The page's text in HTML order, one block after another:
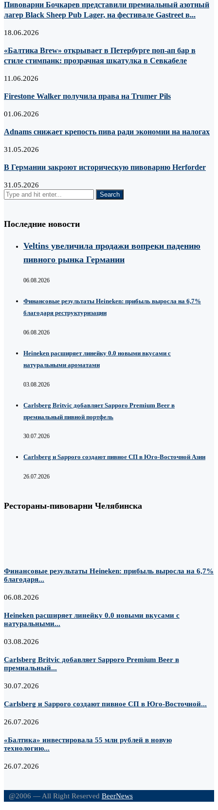
Пивоварни Бочкарев представили премиальный азотный
лагер Black Sheep Pub Lager, на фестивале Gastreet в...
18.06.2026
«Балтика Brew» открывает в Петербурге поп-ап бар в
стиле стимпанк: прозрачная шкатулка в Севкабеле
11.06.2026
Firestone Walker получила права на Trumer Pils
01.06.2026
Adnams снижает крепость пива ради экономии на налогах
31.05.2026
В Германии закроют историческую пивоварню Herforder
31.05.2026
Последние новости
Veltins увеличила продажи вопреки падению
пивного рынка Германии
06.08.2026
Финансовые результаты Heineken: прибыль выросла на 6,7%
благодаря реструктуризации
06.08.2026
Heineken расширяет линейку 0.0 новыми вкусами с
натуральными ароматами
03.08.2026
Carlsberg Britvic добавляет Sapporo Premium Beer в
премиальный пивной портфель
30.07.2026
Carlsberg и Sapporo создают пивное СП в Юго-Восточной Азии
26.07.2026
Рестораны-пивоварни Челябинска
Финансовые результаты Heineken: прибыль выросла на 6,7%
благодаря...
06.08.2026
Heineken расширяет линейку 0.0 новыми вкусами с
натуральными...
03.08.2026
Carlsberg Britvic добавляет Sapporo Premium Beer в
премиальный...
30.07.2026
Carlsberg и Sapporo создают пивное СП в Юго-Восточной...
26.07.2026
«Балтика» инвестировала 55 млн рублей в новую
технологию...
26.07.2026
@2006 — All Right Reserved BeerNews